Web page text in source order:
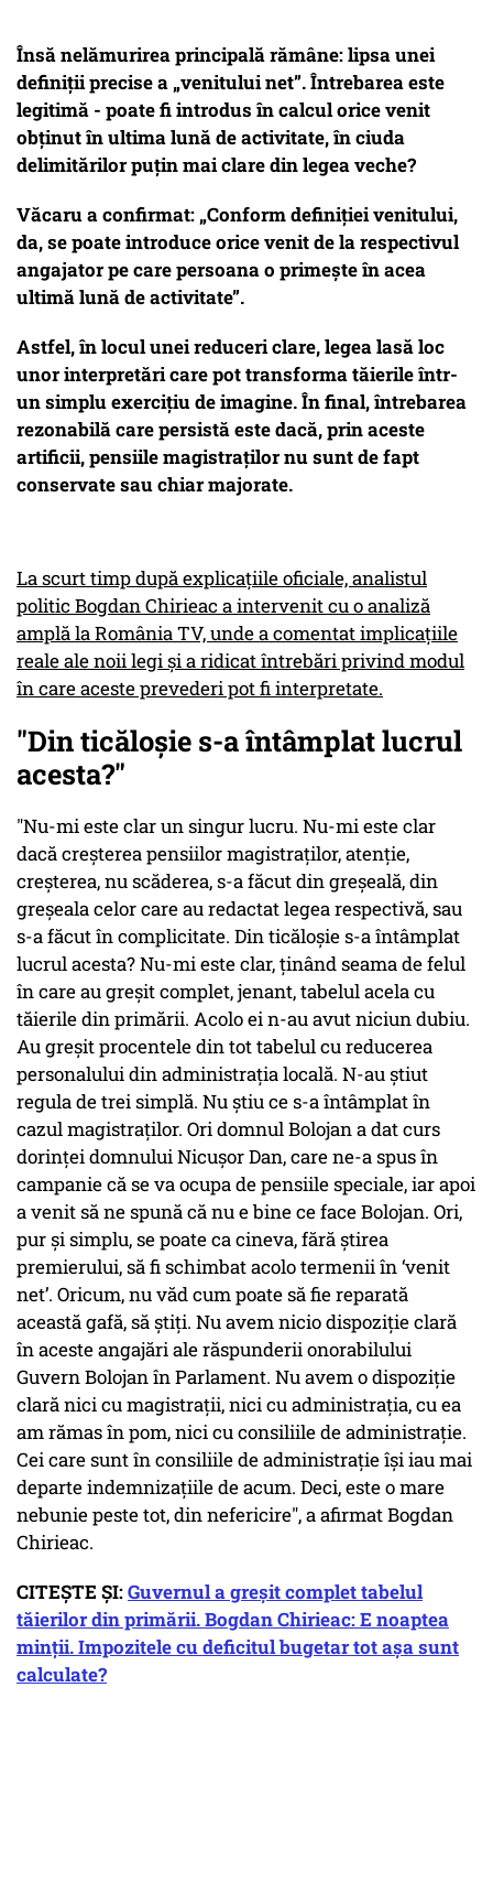
Însă nelămurirea principală rămâne: lipsa unei
definiții precise a „venitului net”. Întrebarea este
legitimă - poate fi introdus în calcul orice venit
obținut în ultima lună de activitate, în ciuda
delimitărilor puțin mai clare din legea veche?
Văcaru a confirmat: „Conform definiției venitului,
da, se poate introduce orice venit de la respectivul
angajator pe care persoana o primește în acea
ultimă lună de activitate”.
Astfel, în locul unei reduceri clare, legea lasă loc
unor interpretări care pot transforma tăierile într-
un simplu exercițiu de imagine. În final, întrebarea
rezonabilă care persistă este dacă, prin aceste
artificii, pensiile magistraților nu sunt de fapt
conservate sau chiar majorate.
La scurt timp după explicațiile oficiale, analistul
politic Bogdan Chirieac a intervenit cu o analiză
amplă la România TV, unde a comentat implicațiile
reale ale noii legi și a ridicat întrebări privind modul
în care aceste prevederi pot fi interpretate.
"Din ticăloșie s-a întâmplat lucrul
acesta?"
"Nu-mi este clar un singur lucru. Nu-mi este clar
dacă creșterea pensiilor magistraților, atenție,
creșterea, nu scăderea, s-a făcut din greșeală, din
greșeala celor care au redactat legea respectivă, sau
s-a făcut în complicitate. Din ticăloșie s-a întâmplat
lucrul acesta? Nu-mi este clar, ținând seama de felul
în care au greșit complet, jenant, tabelul acela cu
tăierile din primării. Acolo ei n-au avut niciun dubiu.
Au greșit procentele din tot tabelul cu reducerea
personalului din administrația locală. N-au știut
regula de trei simplă. Nu știu ce s-a întâmplat în
cazul magistraților. Ori domnul Bolojan a dat curs
dorinței domnului Nicușor Dan, care ne-a spus în
campanie că se va ocupa de pensiile speciale, iar apoi
a venit să ne spună că nu e bine ce face Bolojan. Ori,
pur și simplu, se poate ca cineva, fără știrea
premierului, să fi schimbat acolo termenii în ‘venit
net’. Oricum, nu văd cum poate să fie reparată
această gafă, să știți. Nu avem nicio dispoziție clară
în aceste angajări ale răspunderii onorabilului
Guvern Bolojan în Parlament. Nu avem o dispoziție
clară nici cu magistrații, nici cu administrația, cu ea
am rămas în pom, nici cu consiliile de administrație.
Cei care sunt în consiliile de administrație își iau mai
departe indemnizațiile de acum. Deci, este o mare
nebunie peste tot, din nefericire", a afirmat Bogdan
Chirieac.
CITEȘTE ȘI:Guvernul a greșit complet tabelul
tăierilor din primării. Bogdan Chirieac: E noaptea
minții. Impozitele cu deficitul bugetar tot așa sunt
calculate?